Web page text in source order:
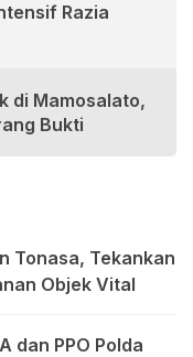
Razia
di Mamosalato,
Bukti
Tonasa, Tekankan
Objek Vital
dan PPO Polda